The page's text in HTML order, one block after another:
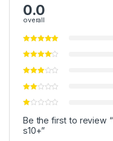
0.0
overall
Be the first to review
s10+”